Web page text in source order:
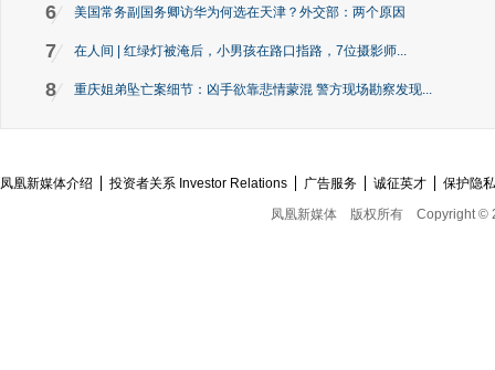
6 美国常务副国务卿访华为何选在天津？外交部：两个原因
7 在人间 | 红绿灯被淹后，小男孩在路口指路，7位摄影师...
8 重庆姐弟坠亡案细节：凶手欲靠悲情蒙混 警方现场勘察发现...
凤凰新媒体介绍 投资者关系 Investor Relations 广告服务 诚征英才
保护隐
凤凰新媒体
版权所有 Copyright ©